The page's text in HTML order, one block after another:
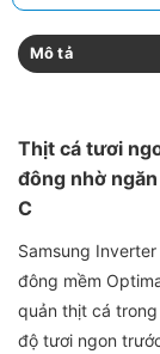
Mô tả
Thịt cá tươi
đông nhờ
C
Samsung
đông mềm
quản thịt cá
độ tươi ngon